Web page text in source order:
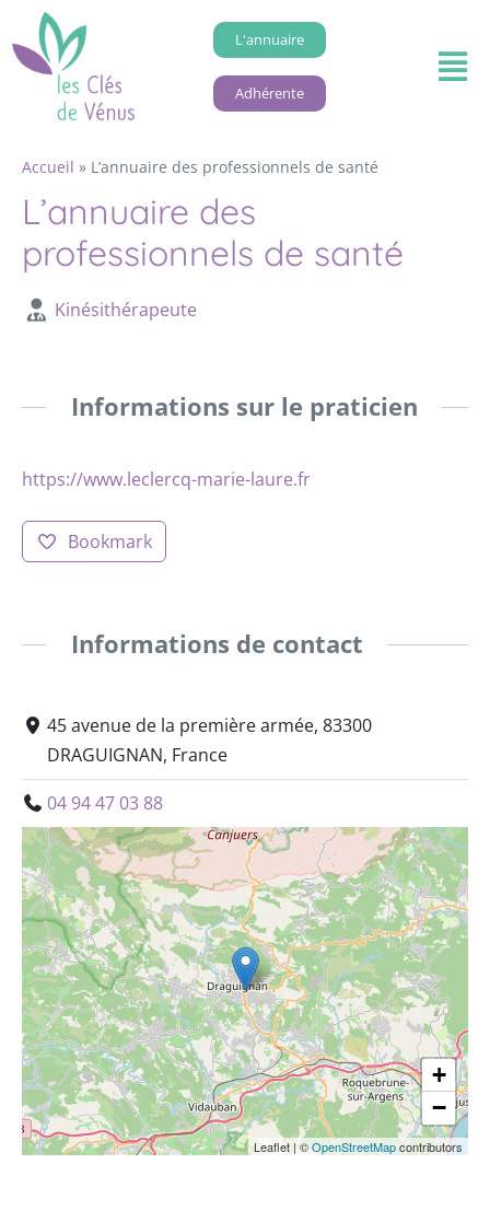
L'annuaire
Adhérente
Accueil » L’annuaire des professionnels de santé
L’annuaire des
professionnels de santé
Kinésithérapeute
Informations sur le praticien
https://www.leclercq-marie-laure.fr
Bookmark
Informations de contact
45 avenue de la première armée, 83300
DRAGUIGNAN, France
04 94 47 03 88
+
−
Leaflet | ©OpenStreetMapcontributors